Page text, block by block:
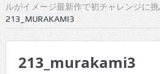
CINEMA×STYLE 291号
CINEMA×STYLE 290号
CINEMA×STYLE 289号
ルがイメージ最新作で初チャレンジに挑
213_MURAKAMI3
213_murakami3